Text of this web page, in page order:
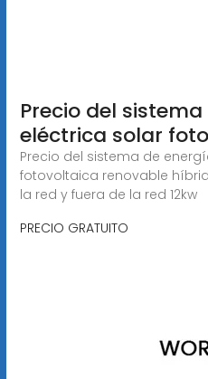
Precio del
eléctrica solar
Precio del sistema de
fotovoltaica renovable
la red y fuera de la red 12kw
PRECIO GRATUITO